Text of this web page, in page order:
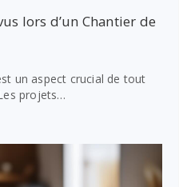
lors d’un Chantier de
un aspect crucial de tout
projets…